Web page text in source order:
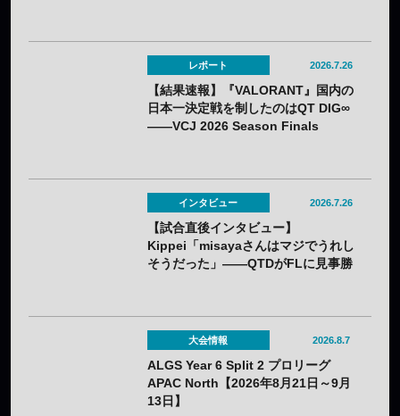
レポート 2026.7.26
【結果速報】『VALORANT』国内の
日本一決定戦を制したのはQT DIG∞
——VCJ 2026 Season Finals
インタビュー 2026.7.26
【試合直後インタビュー】
Kippei「misayaさんはマジでうれし
そうだった」――QTDがFLに見事勝
大会情報 2026.8.7
ALGS Year 6 Split 2 プロリーグ
APAC North【2026年8月21日～9月
13日】